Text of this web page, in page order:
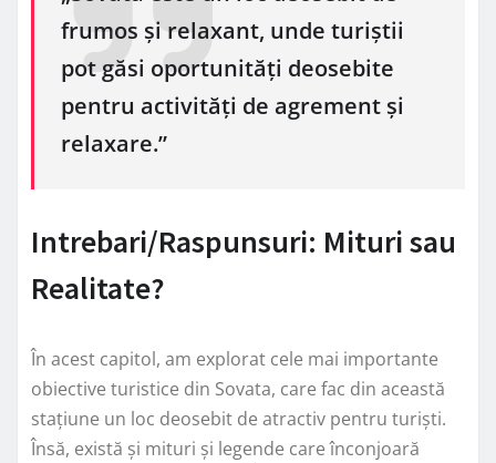
frumos și relaxant, unde turiștii
pot găsi oportunități deosebite
pentru activități de agrement și
relaxare.”
Intrebari/Raspunsuri: Mituri sau
Realitate?
În acest capitol, am explorat cele mai importante
obiective turistice din Sovata, care fac din această
stațiune un loc deosebit de atractiv pentru turiști.
Însă, există și mituri și legende care înconjoară